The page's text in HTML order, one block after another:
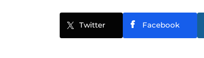
Twitter Facebook